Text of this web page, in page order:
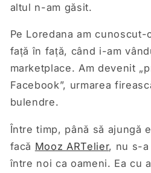
altul n-am găsit.
Pe Loredana am
față în față, când i-am
marketplace. Am devenit
Facebook”, urmarea
bulendre.
Între timp, până să ajungă
facă Mooz ARTelier, nu s-a
între noi ca oameni. Ea cu